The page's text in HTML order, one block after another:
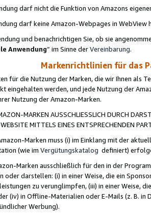
darf nicht die Funktion von Amazons
darf keine Amazon-Webpages in WebView
und benachrichtigen Sie, ob sie
Anwendung“ im Sinne derVereinbarung.
Markenrichtlinien für das
für die Nutzung der Marken, die wir Ihnen als
eingehalten werden, und jede Nutzung der
Nutzung der Amazon-Marken.
MARKEN AUSSCHLIESSLICH DURCH
MITTELS EINES ENTSPRECHENDEN
Marken muss (i) im Einklang mit der
(wie im Vergütungskatalog definiert)
Marken ausschließlich für den in der
oder darstellen: (i) in einer Weise, die ein
zu verunglimpfen, (iii) in einer Weise,
(iv) in Offline-Materialien oder E-Mails (z. B. in
Werbung).